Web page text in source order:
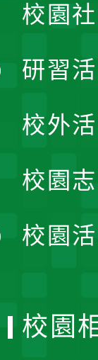
校園
研習
校外
校園
校園
校園